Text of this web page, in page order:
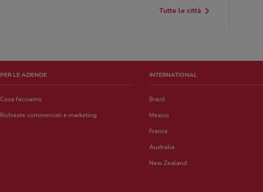
Tutte le città
PER LE AZIENDE
Cosa facciamo
Richieste commerciali e marketing
INTERNATIONAL
Brazil
Mexico
France
Australia
New Zealand